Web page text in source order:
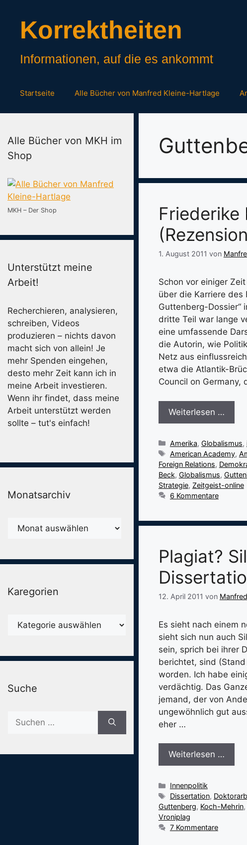
springenKorrektheiten
Informationen, auf die es ankommt
Startseite Alle Bücher von Manfred Kleine-Hartlage
Friederike
1. August 2011 von
Schon vor einiger
über die Karriere des
Guttenberg-Dossier“
dritte Teil war lange
eine umfassende
die Autorin, wie
Netz aus
etwa die Atlantik-
Council on Germany,
Weiterlesen …
Kategorien
Amerika, Globalismus,
Schlagwörter
American Academy,
Foreign Relations,
Beck, Globalismus,
Strategie, Zeitgeist-online
6 Kommentare
Plagiat?
12. April 2011 von
Es sieht nach einem
sieht sich nun auch
sein, sprich bei ihrer
berichtet, sind
worden. Ich habe
verdächtig. Das
jemand, der von
ungewöhnlich gut
eher …
Weiterlesen …
Kategorien
Innenpolitik
Schlagwörter
Dissertation,
Guttenberg, Koch-Mehrin,
Vroniplag
7 Kommentare
Alle Bücher von MKH im
Shop
MKH – Der Shop
Unterstützt meine
Arbeit!
Recherchieren, analysieren,
schreiben, Videos
produzieren – nichts davon
macht sich von allein! Je
mehr Spenden eingehen,
desto mehr Zeit kann ich in
meine Arbeit investieren.
Wenn ihr findet, dass meine
Arbeit unterstützt werden
sollte – tut's einfach!
Monatsarchiv
Monatsarchiv
Karegorien
Karegorien
Suche
nach: